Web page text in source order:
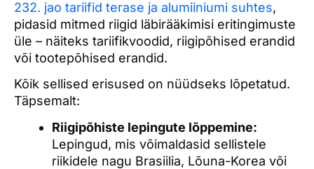
232. jao tariifid terase ja alumiiniumi suhtes,
pidasid mitmed riigid läbirääkimisi eritingimuste
üle – näiteks tariifikvoodid, riigipõhised erandid
või tootepõhised erandid.
Kõik sellised erisused on nüüdseks lõpetatud.
Täpsemalt:
Riigipõhiste lepingute lõppemine:
Lepingud, mis võimaldasid sellistele
riikidele nagu Brasiilia, Lõuna-Korea või